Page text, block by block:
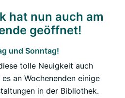
hat nun auch am
geöffnet!
und Sonntag!
tolle Neuigkeit auch
an Wochenenden einige
in der Bibliothek.